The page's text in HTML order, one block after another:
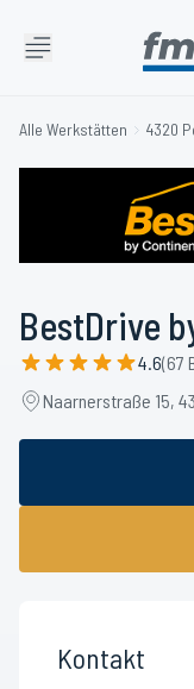
Alle Werkstätten 4320
BestDrive
4.6(67
Naarnerstraße 15,
Kontakt